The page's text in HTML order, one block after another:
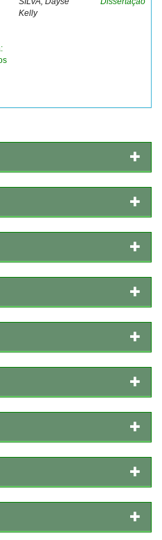
Kelly